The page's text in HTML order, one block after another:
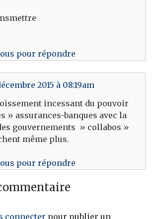
pour répondre
2015 à 08:19am
incessant du pouvoir
» assurances-banques avec la
gouvernements » collabos »
même plus.
pour répondre
connecter pour publier un